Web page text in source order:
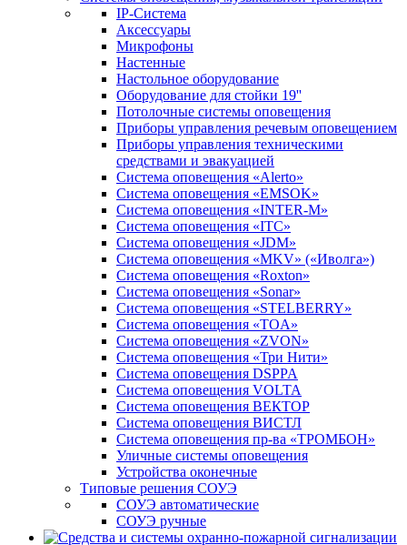
IP-Система
Аксессуары
Микрофоны
Настенные
Настольное оборудование
Оборудование для стойки 19''
Потолочные системы оповещения
Приборы управления речевым оповещением
Приборы управления техническими
средствами и эвакуацией
Система оповещения «Alerto»
Система оповещения «EMSOK»
Система оповещения «INTER-M»
Система оповещения «ITC»
Система оповещения «JDM»
Система оповещения «MKV» («Иволга»)
Система оповещения «Roxton»
Система оповещения «Sonar»
Система оповещения «STELBERRY»
Система оповещения «TOA»
Система оповещения «ZVON»
Система оповещения «Три Нити»
Система оповещения DSPPA
Система оповещения VOLTA
Система оповещения ВЕКТОР
Система оповещения ВИСТЛ
Система оповещения пр-ва «ТРОМБОН»
Уличные системы оповещения
Устройства оконечные
Типовые решения СОУЭ
СОУЭ автоматические
СОУЭ ручные